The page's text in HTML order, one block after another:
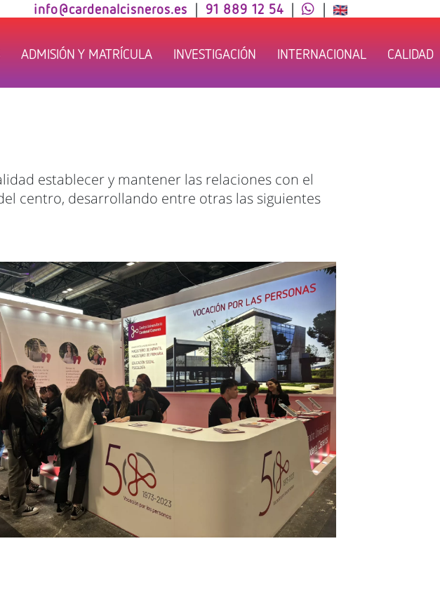
info@cardenalcisneros.es | 91 889 12 54 | |
ADMISIÓN Y MATRÍCULA INVESTIGACIÓN INTERNACIONAL CALIDAD
establecer y mantener las relaciones con el
centro, desarrollando entre otras las siguientes